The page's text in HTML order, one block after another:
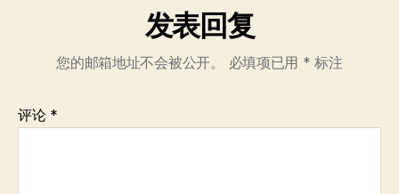
发表回复
您的邮箱地址不会被公开。 必填项已用 * 标注
评论 *